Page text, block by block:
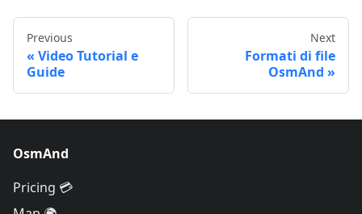
Previous
Video Tutorial e
Guide
Next
Formati di file
OsmAnd
OsmAnd
Pricing 💳